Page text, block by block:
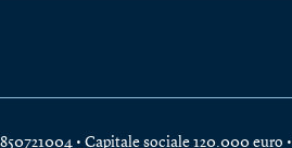
• Capitale sociale 120.000 euro •